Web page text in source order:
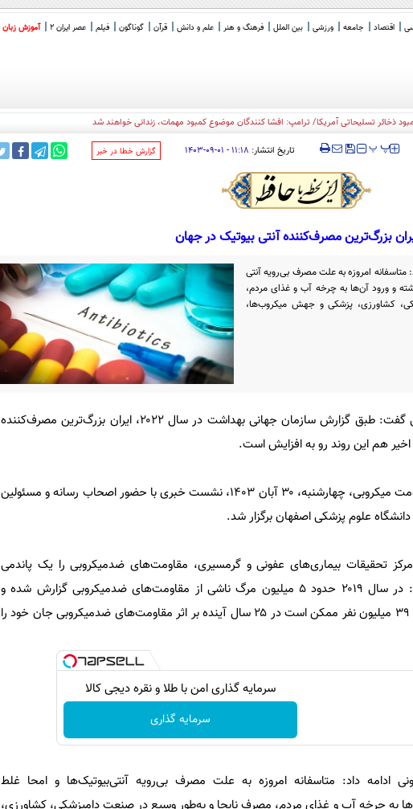
اقتصاد جامعه ورزشی بین الملل فرهنگ و هنر علم و دانش قرآن گوناگون فیلم عصر ایران 2 آموزش زبان
ذخائر تسلیحاتی آمریکا/ ترامپ: افشا کنندگان موضوع کمبود مهمات، زندانی خواهند شد
‍‍‍ پپ تاریخ انتشار: ۱۱:۱۸ - ۰۱-۰۹-۱۴۰۳ ‌گزارش خطا در خبر
بزرگ‌ترین مصرف‌کننده آنتی بیوتیک در جهان
امروزه به علت مصرف بی‌رویه آنتی
و ورود آن‌ها به چرخه آب و غذای مردم،
کشاورزی، پزشکی و جهش میکروب‌ها،
رئیس مرکز تحقیقات بیماری‌های عفونی گفت: طبق گزارش سازمان جهانی بهداشت در سال ۲۰۲۲، ایران بزرگ‌ترین مصرف‌کننده
هم این روند رو به افزایش است.
به مناسبت هفته اطلاع‌رسانی مهار مقاومت میکروبی، چهارشنبه، ۳۰ آبان ۱۴۰۳، نشست خبری با حضور اصحاب رسانه و مسئولین
علوم پزشکی اصفهان برگزار شد.
تحقیقات بیماری‌های عفونی و گرمسیری، مقاومت‌های ضدمیکروبی را یک پاندمی
خاموش رو به رشد عنوان کرد و گفت: در سال ۲۰۱۹ حدود ۵ میلیون مرگ ناشی از مقاومت‌های ضدمیکروبی گزارش شده و
پیش‌بینی‌ها حاکی از آن است که حدود ۳۹ میلیون نفر ممکن است در ۲۵ سال آینده بر اثر مقاومت‌های ضدمیکروبی جان خود را
سرمایه گذاری امن با طلا و نقره دیجی کالا
سرمایه گذاری
ادامه داد: متاسفانه امروزه به علت مصرف بی‌رویه آنتی‌بیوتیک‌ها و امحا غلط
به چرخه آب و غذای مردم، مصرف نابجا و به‌طور وسیع در صنعت دامپزشکی، کشاورزی،